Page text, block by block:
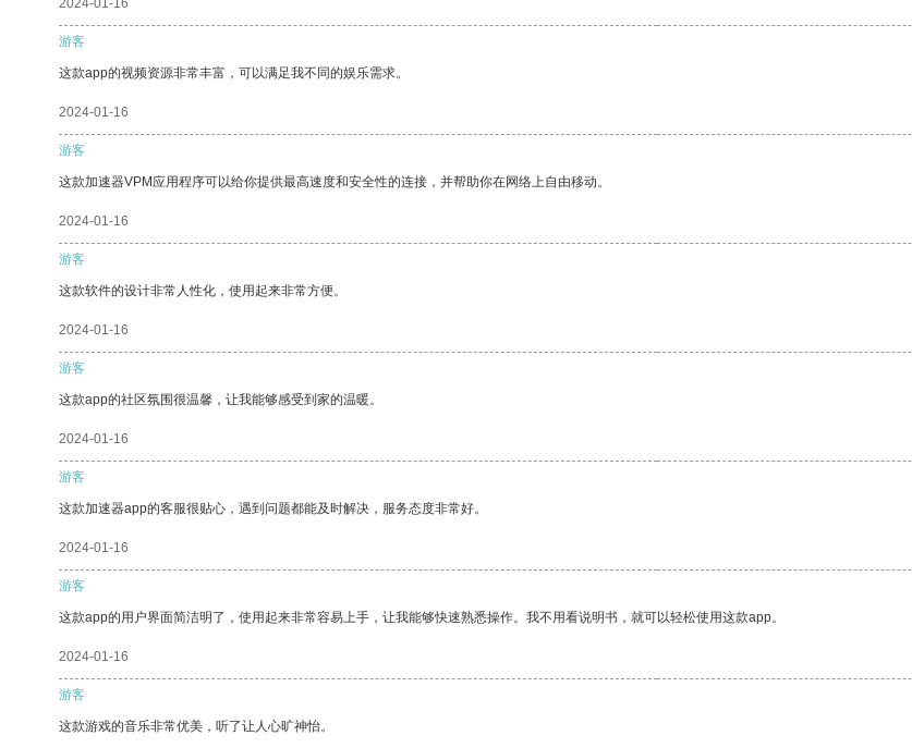
2024-01-16
游客
这款app的视频资源非常丰富，可以满足我不同的娱乐需求。
2024-01-16
游客
这款加速器VPM应用程序可以给你提供最高速度和安全性的连接，并帮助你在网络上自由移动。
2024-01-16
游客
这款软件的设计非常人性化，使用起来非常方便。
2024-01-16
游客
这款app的社区氛围很温馨，让我能够感受到家的温暖。
2024-01-16
游客
这款加速器app的客服很贴心，遇到问题都能及时解决，服务态度非常好。
2024-01-16
游客
这款app的用户界面简洁明了，使用起来非常容易上手，让我能够快速熟悉操作。我不用看说明书，就可以轻松使用这款app。
2024-01-16
游客
这款游戏的音乐非常优美，听了让人心旷神怡。